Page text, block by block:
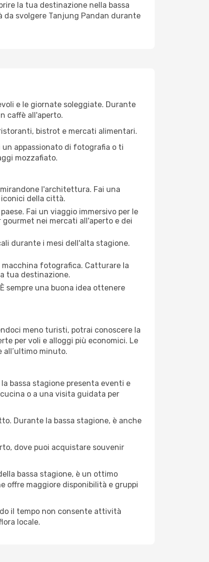
la tua destinazione nella bassa
svolgere Tanjung Pandan durante
e le giornate soleggiate. Durante
caffè all'aperto.
bistrot e mercati alimentari.
appassionato di fotografia o ti
mozzafiato.
l'architettura. Fai una
della città.
Fai un viaggio immersivo per le
nei mercati all'aperto e dei
durante i mesi dell'alta stagione.
fotografica. Catturare la
tua destinazione.
sempre una buona idea ottenere
meno turisti, potrai conoscere la
per voli e alloggi più economici. Le
all’ultimo minuto.
bassa stagione presenta eventi e
o a una visita guidata per
Durante la bassa stagione, è anche
dove puoi acquistare souvenir
bassa stagione, è un ottimo
offre maggiore disponibilità e gruppi
il tempo non consente attività
locale.